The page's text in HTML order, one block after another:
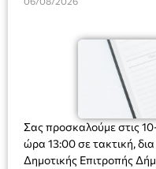
Σας προσκαλούμε στις
ώρα 13:00 σε τακτική,
Δημοτικής Επιτροπής